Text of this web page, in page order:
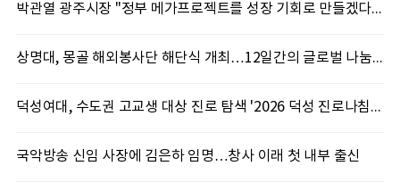
박관열 광주시장 "정부 메가프로젝트를 성장 기회로 만들겠다"…첫 시정토론회 개최
상명대, 몽골 해외봉사단 해단식 개최…12일간의 글로벌 나눔 성료
덕성여대, 수도권 고교생 대상 진로 탐색 '2026 덕성 진로나침판' 개최
국악방송 신임 사장에 김은하 임명…창사 이래 첫 내부 출신